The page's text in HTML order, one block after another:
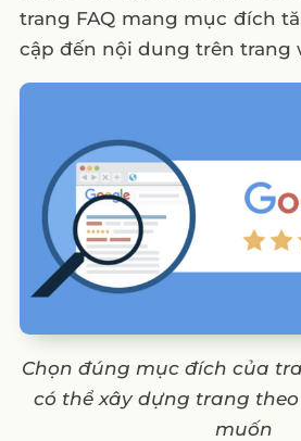
trang FAQ mang mục đích
cập đến nội dung trên trang
Chọn đúng mục đích của
có thể xây dựng trang
muốn